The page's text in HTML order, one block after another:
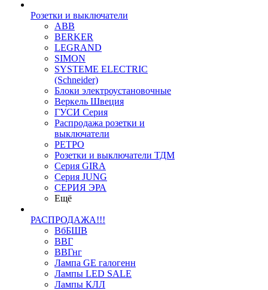
Розетки и выключатели
ABB
BERKER
LEGRAND
SIMON
SYSTEME ELECTRIC
(Schneider)
Блоки электроустановочные
Веркель Швеция
ГУСИ Серия
Распродажа розетки и
выключатели
РЕТРО
Розетки и выключатели ТДМ
Серия GIRA
Серия JUNG
СЕРИЯ ЭРА
Ещё
РАСПРОДАЖА!!!
ВбБШВ
ВВГ
ВВГнг
Лампа GE галогенн
Лампы LED SALE
Лампы КЛЛ